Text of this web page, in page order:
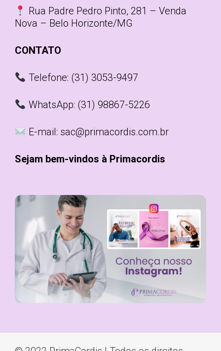
Rua Padre Pedro Pinto, 281 – Venda
Nova – Belo Horizonte/MG
CONTATO
Telefone: (31) 3053-9497
WhatsApp: (31) 98867-5226
E-mail: sac@primacordis.com.br
Sejam bem-vindos à Primacordis